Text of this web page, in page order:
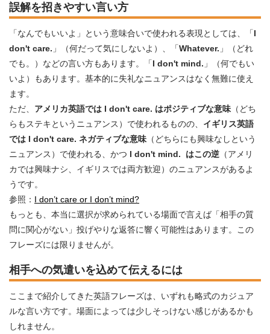
誤解を招きやすい言い方
「なんでもいいよ」という意味合いで使われる表現としては、「I
don't care. 」（何だって気にしないよ）、「Whatever. 」（どれ
でも。）などの言い方もあります。「I don't mind. 」（何でもい
いよ）もあります。基本的に失礼なニュアンスはなく無難に使え
ます。
ただ、 アメリカ英語では I don't care. はポジティブな意味 （どち
らもステキというニュアンス）で使われるものの、 イギリス英語
では I don't care. ネガティブな意味 （どちらにも興味なしという
ニュアンス）で使われる、かつ I don't mind. はこの逆 （アメリ
カでは興味ナシ、イギリスでは両方歓迎）のニュアンスがあるよ
うです。
参照： I don’t care or I don’t mind?
もっとも、本当に選択が求められている場面で言えば「相手の質
問に関心がない」投げやりな返答に響く可能性はあります。この
フレーズには限りませんが。
相手への気遣いを込めて伝えるには
ここまで紹介してきた英語フレーズは、いずれも略式のカジュア
ルな言い方です。場面によっては少しそっけない感じがあるかも
しれません。